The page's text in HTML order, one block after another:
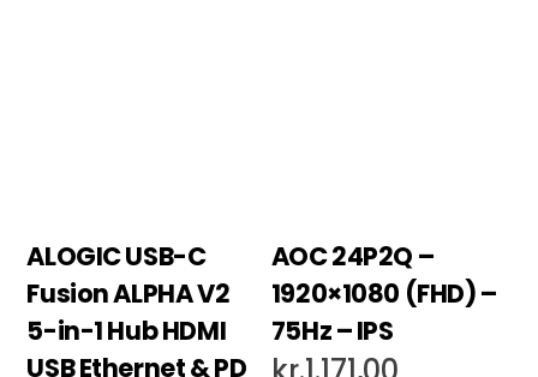
ALOGIC USB-C
Fusion ALPHA V2
5-in-1 Hub HDMI
USB Ethernet & PD
AOC 24P2Q –
1920×1080 (FHD) –
75Hz – IPS